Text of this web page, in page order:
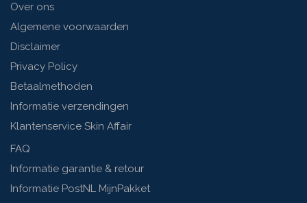
Over ons
Algemene voorwaarden
Disclaimer
Privacy Policy
Betaalmethoden
Informatie verzendingen
Klantenservice Skin Affair
FAQ
Informatie garantie & retour
Informatie PostNL MijnPakket